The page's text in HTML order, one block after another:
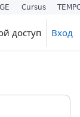
доступ Вход
Cursus